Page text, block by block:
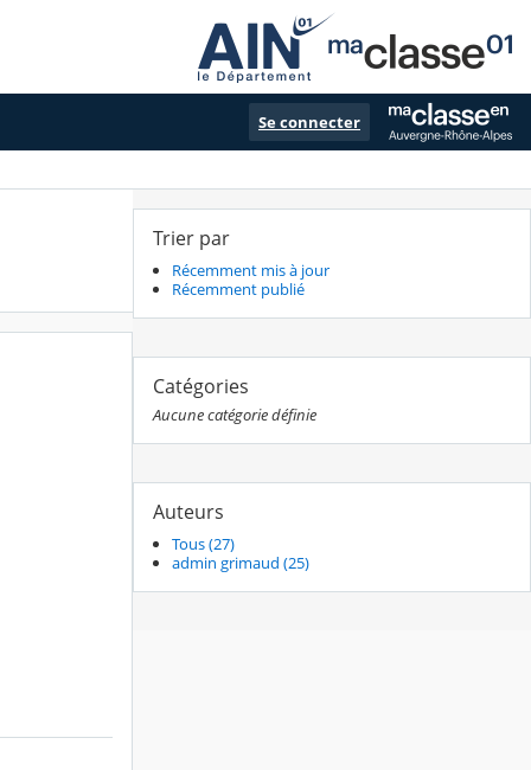
Se connecter
Trier par
Récemment mis à jour
Récemment publié
Catégories
Aucune catégorie définie
Auteurs
Tous (27)
admin grimaud (25)